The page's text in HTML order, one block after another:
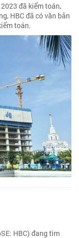
đã kiểm toán,
HBC đã có văn bản
toán.
HBC) đang tìm